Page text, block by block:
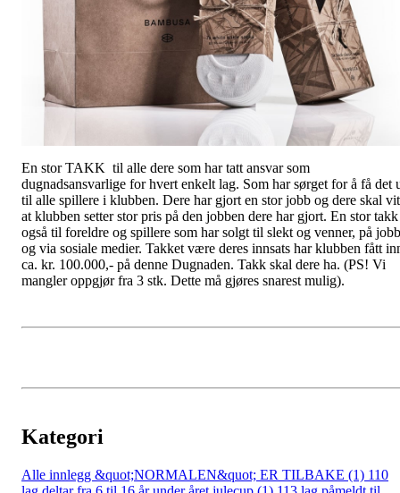
En stor TAKK til alle dere som har tatt ansvar som
dugnadsansvarlige for hvert enkelt lag. Som har sørget for å få det
til alle spillere i klubben. Dere har gjort en stor jobb og dere skal
at klubben setter stor pris på den jobben dere har gjort. En stor takk
også til foreldre og spillere som har solgt til slekt og venner, på jobb
og via sosiale medier. Takket være deres innsats har klubben fått
ca. kr. 100.000,- på denne Dugnaden. Takk skal dere ha. (PS! Vi
mangler oppgjør fra 3 stk. Dette må gjøres snarest mulig).
Kategori
Alle innlegg &quot;NORMALEN&quot; ER TILBAKE (1) 110